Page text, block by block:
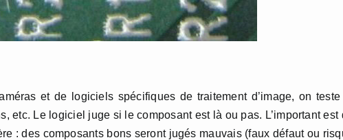
et de logiciels spécifiques de traitement d’image, on teste
etc. Le logiciel juge si le composant est là ou pas. L’important est
: des composants bons seront jugés mauvais (faux défaut ou